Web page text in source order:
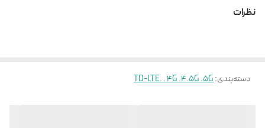
45 WAN/LAN، پورت RJ-11، اتصال بی‌سیم (Wi-Fi)نظرات
دسته‌بندی:
TD-LTE. . 4G .4.5G .5G